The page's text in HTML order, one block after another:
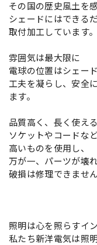
その国の歴史風土を
シェードにはできる
取付加工しています。
雰囲気は最大限に
電球の位置はシェー
工夫を凝らし、安全
ます。
品質高く、長く使え
ソケットやコードな
高いものを使用し、
万が一、パーツが壊
破損は修理できませ
照明は心を照らすイ
私たち新洋電気は照